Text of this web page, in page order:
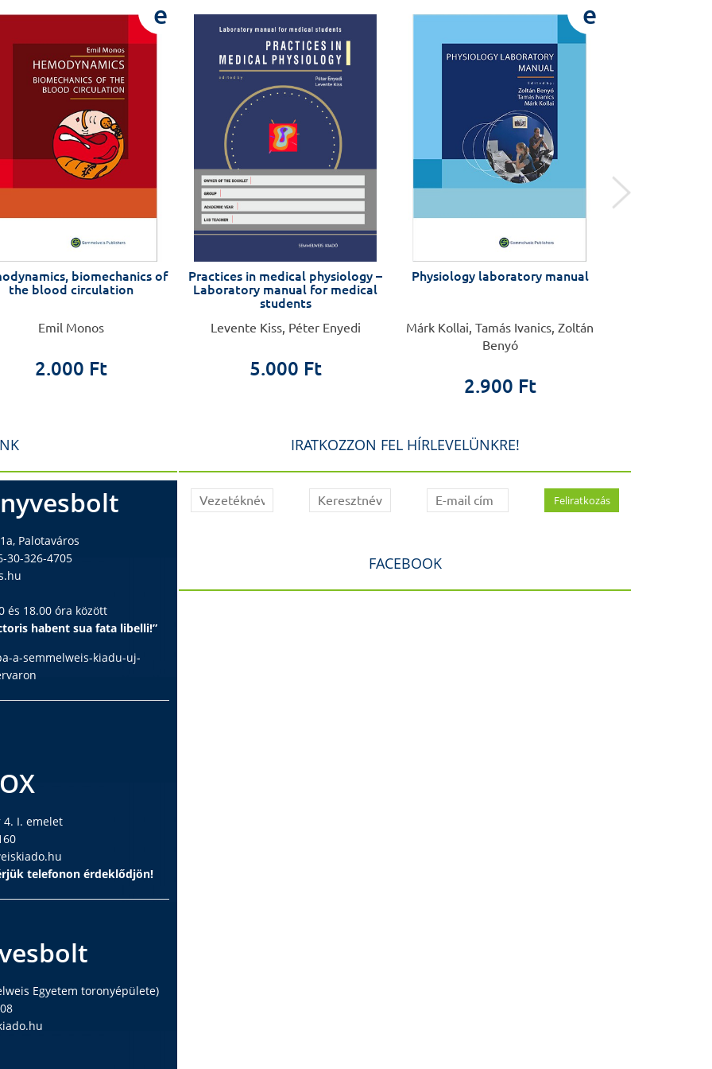
e
biomechanics of
the blood circulation
Emil Monos
2.000 Ft
Practices in medical physiology –
Laboratory manual for medical
students
Levente Kiss, Péter Enyedi
5.000 Ft
e
Physiology laboratory manual
Márk Kollai, Tamás Ivanics, Zoltán
Benyó
2.900 Ft
Palotaváros
30-326-4705
és 18.00 óra között
habent sua fata libelli!”
a-semmelweis-kiadu-uj-
4. I. emelet
telefonon érdeklődjön!
Egyetem toronyépülete)
IRATKOZZON FEL HÍRLEVELÜNKRE!
FACEBOOK